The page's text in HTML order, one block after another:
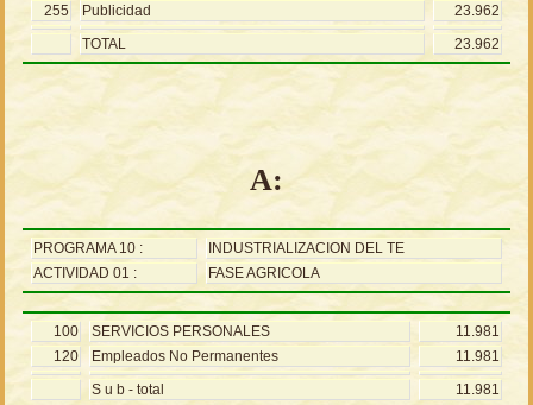
255
Publicidad
23.962
TOTAL
23.962
A:
PROGRAMA 10 :
INDUSTRIALIZACION DEL TE
ACTIVIDAD 01 :
FASE AGRICOLA
100 SERVICIOS PERSONALES
11.981
120
Empleados No Permanentes
11.981
S u b - total
11.981